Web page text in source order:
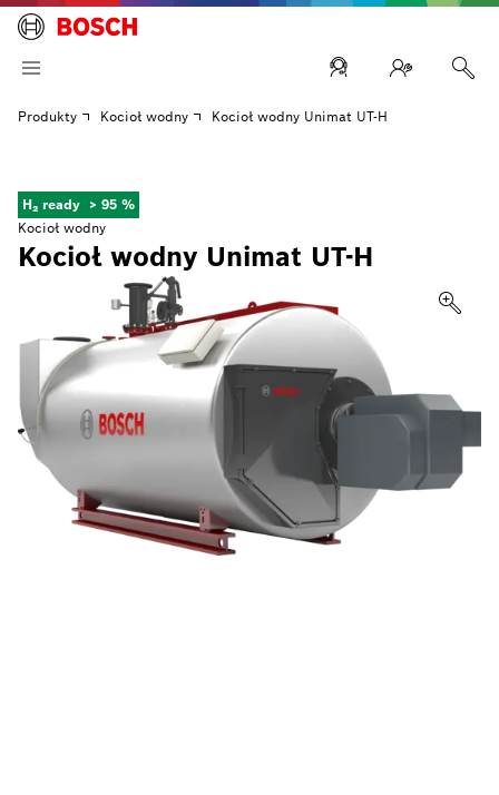
Produkty Kocioł wodny Kocioł wodny Unimat UT-H
H₂ ready > 95 %
Kocioł wodny
Kocioł wodny Unimat UT-H